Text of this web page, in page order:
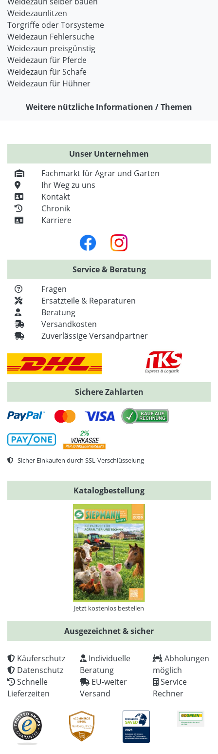
Weidezaunlitzen
Torgriffe oder Torsysteme
Weidezaun Fehlersuche
Weidezaun preisgünstig
Weidezaun für Pferde
Weidezaun für Schafe
Weidezaun für Hühner
Weitere nützliche Informationen / Themen
Unser Unternehmen
Fachmarkt für Agrar und Garten
Ihr Weg zu uns
Kontakt
Chronik
Karriere
Service & Beratung
Fragen
Ersatzteile & Reparaturen
Beratung
Versandkosten
Zuverlässige Versandpartner
Sichere Zahlarten
Sicher Einkaufen durch SSL-Verschlüsselung
Katalogbestellung
Jetzt kostenlos bestellen
Ausgezeichnet & sicher
Käuferschutz
Datenschutz
Schnelle
Lieferzeiten
Individuelle
Beratung
EU-weiter
Versand
Abholungen
möglich
Service
Rechner